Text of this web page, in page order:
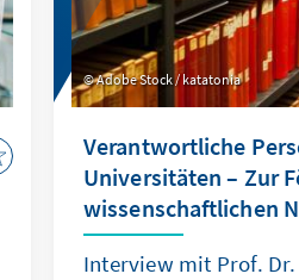
Adobe Stock / katatonia
Verantwortliche
Universitäten – Zur
wissenschaftlichen
Interview mit Prof.